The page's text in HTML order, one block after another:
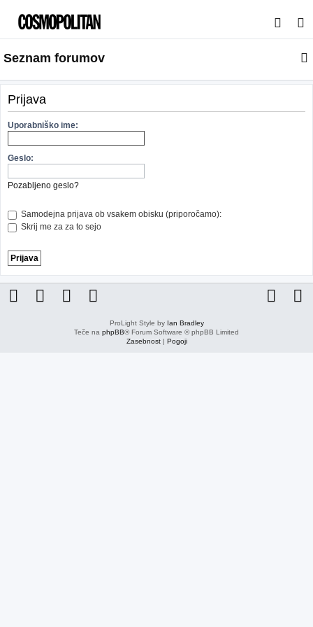
s
a
j
Seznam forumov
Prijava
Uporabniško ime:
Geslo:
Pozabljeno geslo?
Samodejna prijava ob vsakem obisku (priporočamo):
Skrij me za za to sejo
ProLight Style by Ian Bradley
Teče na phpBB® Forum Software © phpBB Limited
Zasebnost| Pogoji